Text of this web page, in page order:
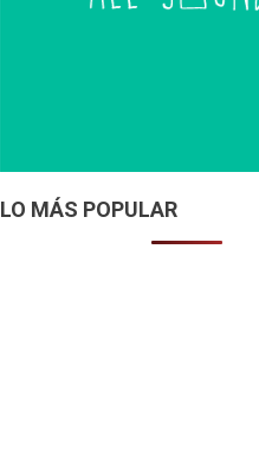
LO MÁS POPULAR